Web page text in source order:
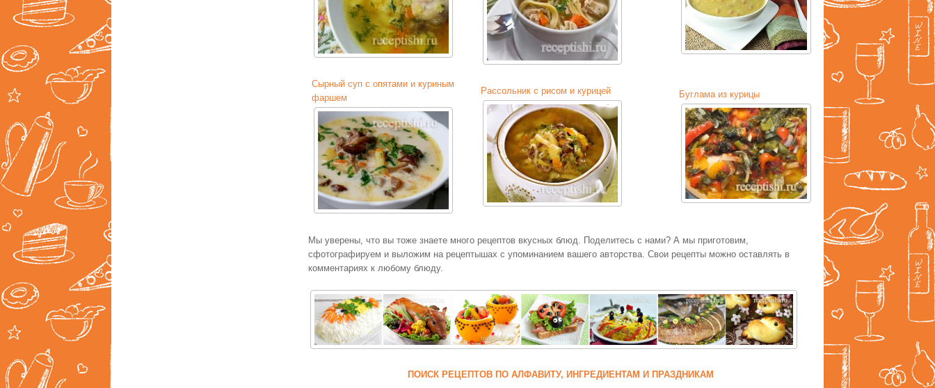
Сырный суп с опятами и куриным
фаршем
Рассольник с рисом и курицей Буглама из курицы
Мы уверены, что вы тоже знаете много рецептов вкусных блюд. Поделитесь с нами? А мы приготовим,
сфотографируем и выложим на рецептышах с упоминанием вашего авторства. Свои рецепты можно оставлять в
комментариях к любому блюду.
ПОИСК РЕЦЕПТОВ ПО АЛФАВИТУ, ИНГРЕДИЕНТАМ И ПРАЗДНИКАМ